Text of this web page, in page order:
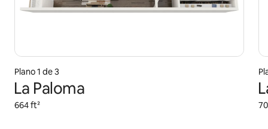
Plano 1 de 3
La Paloma
664 ft²